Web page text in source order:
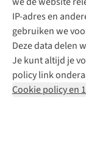
IP-adres en
gebruiken we
Deze data delen
Je kunt altijd je
policy link
Cookie policy en